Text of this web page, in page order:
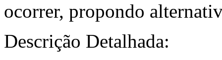
ocorrer, propondo
Descrição Detalhada: